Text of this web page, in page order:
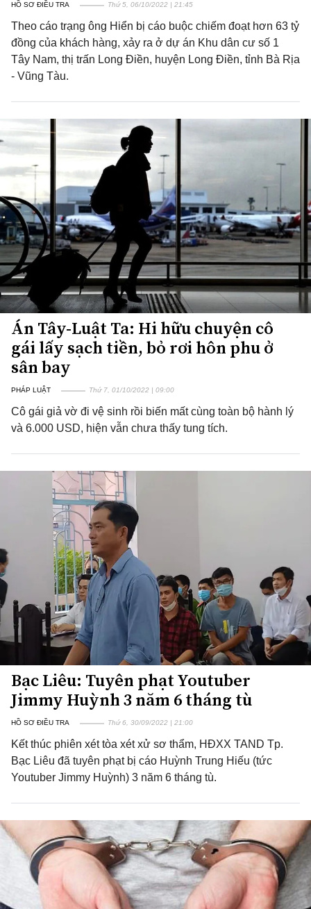
HỒ SƠ ĐIỀU TRA Thứ 5, 06/10/2022 | 21:45
Theo cáo trạng ông Hiển bị cáo buộc chiếm đoạt hơn 63 tỷ
đồng của khách hàng, xảy ra ở dự án Khu dân cư số 1
Tây Nam, thị trấn Long Điền, huyện Long Điền, tỉnh Bà Rịa
- Vũng Tàu.
Án Tây-Luật Ta: Hi hữu chuyện cô
gái lấy sạch tiền, bỏ rơi hôn phu ở
sân bay
PHÁP LUẬT Thứ 7, 01/10/2022 | 09:00
Cô gái giả vờ đi vệ sinh rồi biến mất cùng toàn bộ hành lý
và 6.000 USD, hiện vẫn chưa thấy tung tích.
Bạc Liêu: Tuyên phạt Youtuber
Jimmy Huỳnh 3 năm 6 tháng tù
HỒ SƠ ĐIỀU TRA Thứ 6, 30/09/2022 | 21:00
Kết thúc phiên xét tòa xét xử sơ thẩm, HĐXX TAND Tp.
Bạc Liêu đã tuyên phạt bị cáo Huỳnh Trung Hiếu (tức
Youtuber Jimmy Huỳnh) 3 năm 6 tháng tù.